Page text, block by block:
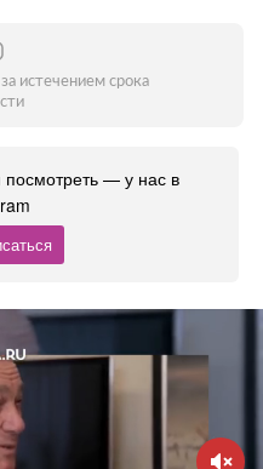
истечением срока
посмотреть — у нас в